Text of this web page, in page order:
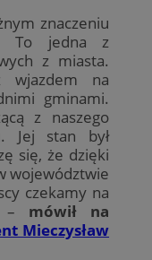
znaczeniu
To jedna z
z miasta.
wjazdem na
gminami.
z naszego
Jej stan był
się, że dzięki
województwie
czekamy na
– mówił na
Mieczysław